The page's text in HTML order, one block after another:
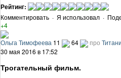
Рейтинг:
Комментировать · Я использовал ·
+4
Ольга Тимофеева 11 64 про
30 мая 2016 в 17:52
Трогательный фильм.